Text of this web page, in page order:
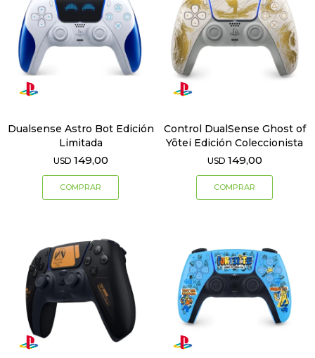
Dualsense Astro Bot Edición
Limitada
USD 149,00
Control DualSense Ghost of
Yōtei Edición Coleccionista
USD 149,00